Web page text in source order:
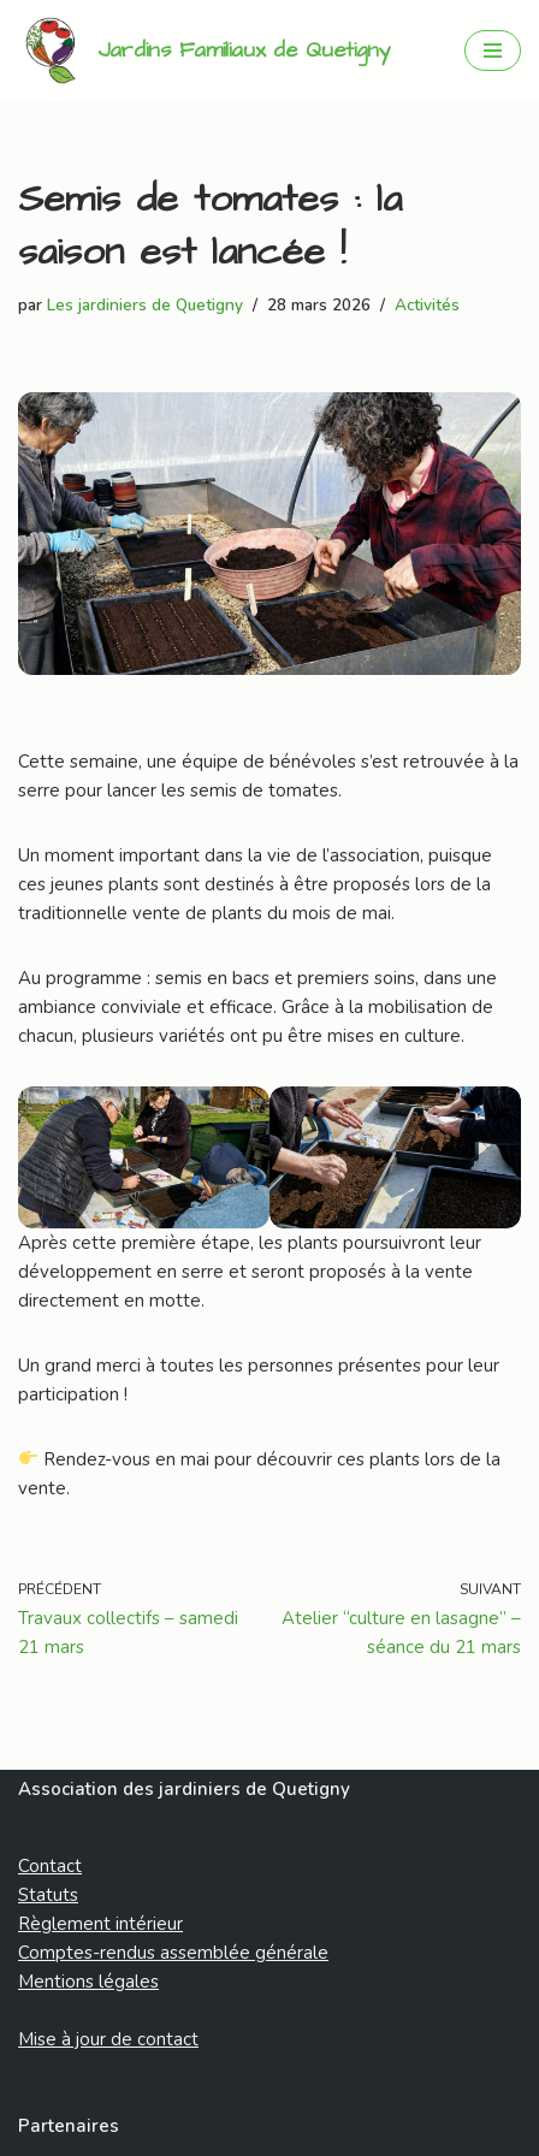
Aller
Jardins Familiaux de Quetigny
Semis de tomates : la
saison est lancée !
par Les jardiniers de Quetigny 28 mars 2026 Activités
Cette semaine, une équipe de bénévoles s’est retrouvée à la
serre pour lancer les semis de tomates.
Un moment important dans la vie de l’association, puisque
ces jeunes plants sont destinés à être proposés lors de la
traditionnelle vente de plants du mois de mai.
Au programme : semis en bacs et premiers soins, dans une
ambiance conviviale et efficace. Grâce à la mobilisation de
chacun, plusieurs variétés ont pu être mises en culture.
Après cette première étape, les plants poursuivront leur
développement en serre et seront proposés à la vente
directement en motte.
Un grand merci à toutes les personnes présentes pour leur
participation !
Rendez-vous en mai pour découvrir ces plants lors de la
vente.
PRÉCÉDENT
Travaux collectifs – samedi
21 mars
SUIVANT
Atelier “culture en lasagne” –
séance du 21 mars
Association des jardiniers de Quetigny
Contact
Statuts
Règlement intérieur
Comptes-rendus assemblée générale
Mentions légales
Mise à jour de contact
Partenaires